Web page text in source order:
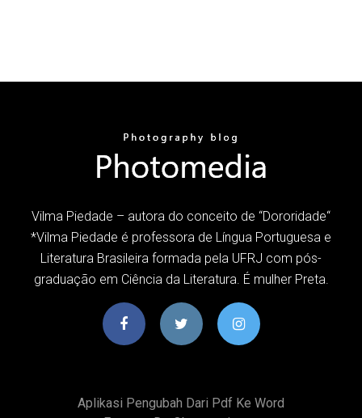
Vilma Piedade – autora do conceito de “Dororidade“
*Vilma Piedade é professora de Língua Portuguesa e
Literatura Brasileira formada pela UFRJ com pós-
graduação em Ciência da Literatura. É mulher Preta.
Aplikasi Pengubah Dari Pdf Ke Word